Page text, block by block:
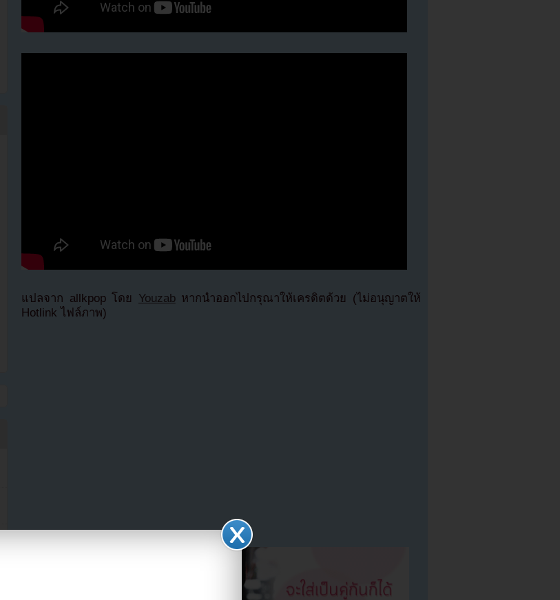
แปลจาก allkpop โดย Youzabหากนำออกไปกรุณาให้เครดิตด้วย (ไม่อนุญาตให้
Hotlink ไฟล์ภาพ)